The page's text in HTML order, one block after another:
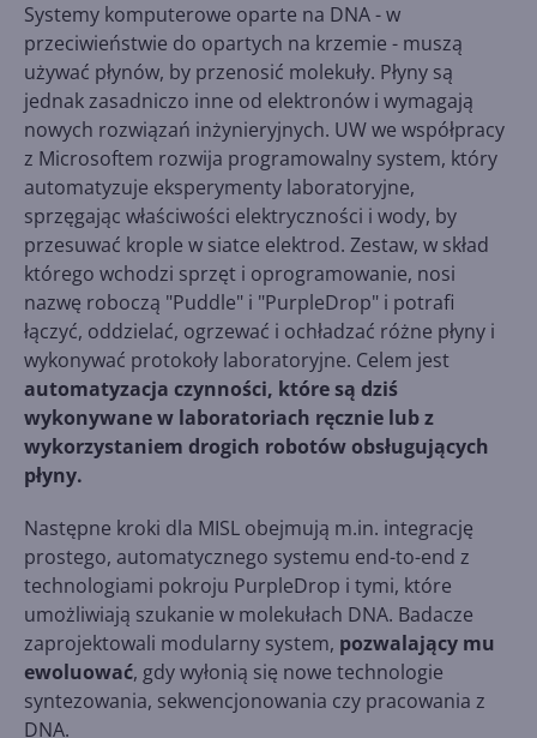
Systemy komputerowe oparte na DNA - w
przeciwieństwie do opartych na krzemie - muszą
używać płynów, by przenosić molekuły. Płyny są
jednak zasadniczo inne od elektronów i wymagają
nowych rozwiązań inżynieryjnych. UW we współpracy
z Microsoftem rozwija programowalny system, który
automatyzuje eksperymenty laboratoryjne,
sprzęgając właściwości elektryczności i wody, by
przesuwać krople w siatce elektrod. Zestaw, w skład
którego wchodzi sprzęt i oprogramowanie, nosi
nazwę roboczą "Puddle" i "PurpleDrop" i potrafi
łączyć, oddzielać, ogrzewać i ochładzać różne płyny i
wykonywać protokoły laboratoryjne. Celem jest
automatyzacja czynności, które są dziś
wykonywane w laboratoriach ręcznie lub z
wykorzystaniem drogich robotów obsługujących
płyny.
Następne kroki dla MISL obejmują m.in. integrację
prostego, automatycznego systemu end-to-end z
technologiami pokroju PurpleDrop i tymi, które
umożliwiają szukanie w molekułach DNA. Badacze
zaprojektowali modularny system, pozwalający mu
ewoluować, gdy wyłonią się nowe technologie
syntezowania, sekwencjonowania czy pracowania z
DNA.